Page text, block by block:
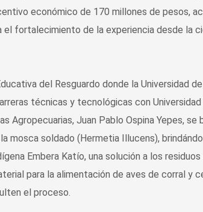
económico de 170 millones de pesos,
fortalecimiento de la experiencia desde la
del Resguardo donde la Universidad
técnicas y tecnológicas con Universidad
Agropecuarias, Juan Pablo Ospina Yepes, se
mosca soldado (Hermetia Illucens),
Embera Katío, una solución a los
para la alimentación de aves de corral y
el proceso.